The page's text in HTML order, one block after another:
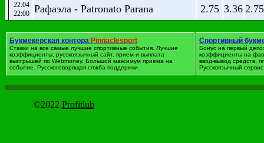
22.04
22:00
Рафаэла - Patronato Parana 2.75 3.36 2.75
00:15
Олимпо - Aldosivi Mar del Plata 2.01 3.31 4.44
23.04
00:15
Велес Сарсфилд - Аргентинос
Хуниорс
2.09 3.38 3.98
17:00
Унион де СФ - Колон де СФ 2.25 3.39 3.49
Арсенал С - Defensa y Justicia
Букмекерская контора Pinnaclesport
Ставки на все самые лучшие спортивные события. Лучшие
коэффициенты, русскоязычный сайт, прием и выплата
выигрышей по Webmoney. Большой максимум приема на
событие. Русскоговорящая слжба поддержки.
Спортивный
Бонус на первый
коэффициенты на
ввод-вывод средств,
Русскоязычный
©2022 Profitlub